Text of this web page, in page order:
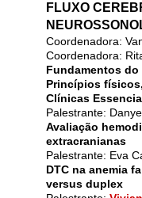
FLUXO
Coordenadora:
Coordenadora:
Fundamentos
Princípios
Clínicas
Palestrante:
Avaliação
extracranianas
Palestrante: Eva
DTC na anemia
versus duplex